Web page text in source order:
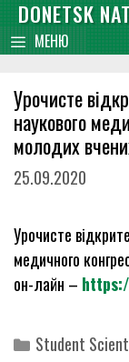
content
Skip
to
content
DONETSK
МЕНЮ
Урочисте
наукового
молодих
25.09.2020
Урочисте
медичного
он-лайн –
Categories
Student